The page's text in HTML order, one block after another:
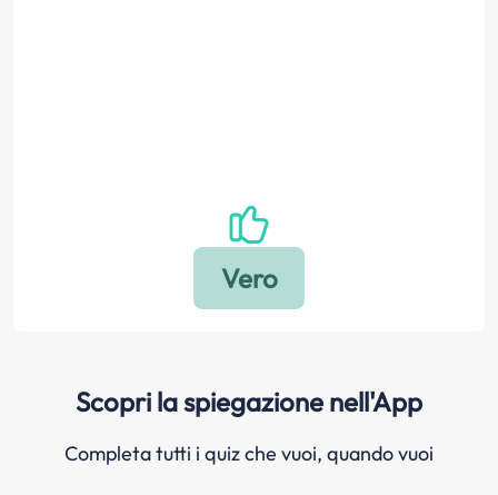
Scopri la spiegazione nell'App
Completa tutti i quiz che vuoi, quando vuoi